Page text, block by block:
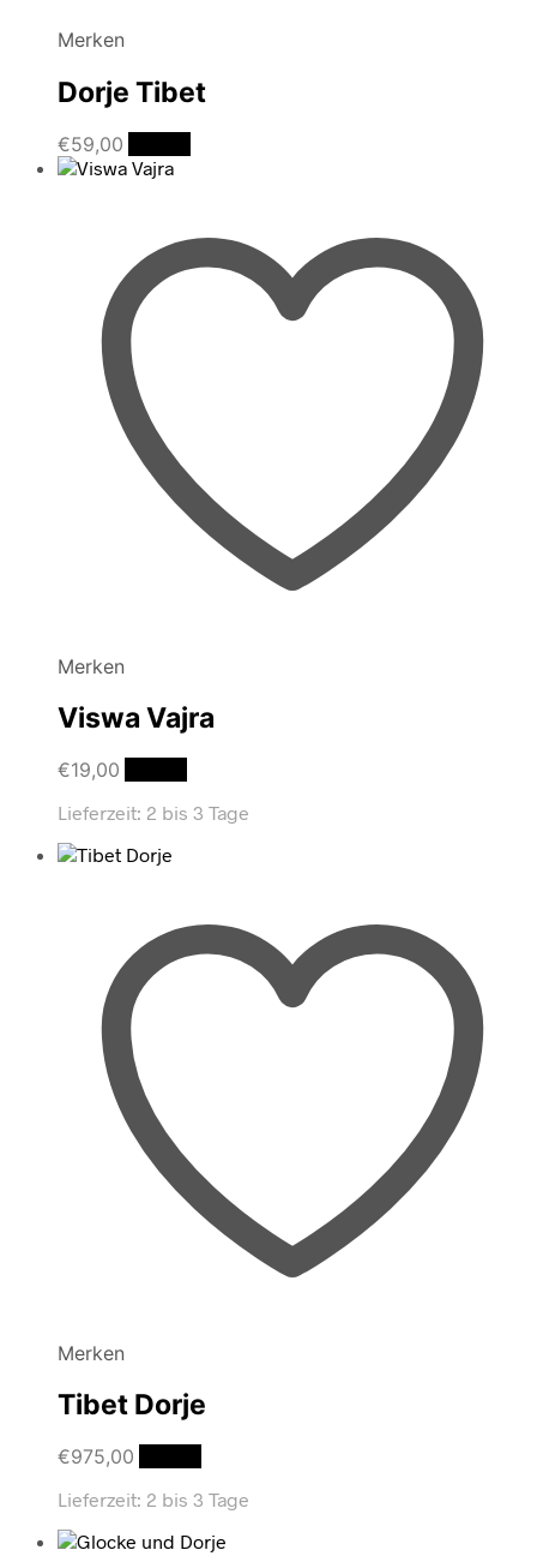
Merken
Dorje Tibet
€59,00
Merken
Viswa Vajra
€19,00
Lieferzeit: 2 bis 3 Tage
Merken
Tibet Dorje
€975,00
Lieferzeit: 2 bis 3 Tage